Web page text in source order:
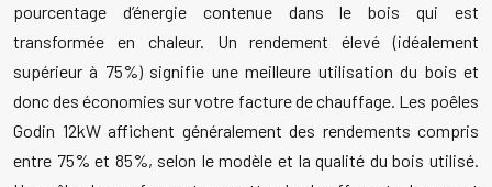
pourcentage d’énergie contenue dans le bois qui est
transformée en chaleur. Un rendement élevé (idéalement
supérieur à 75%) signifie une meilleure utilisation du bois et
donc des économies sur votre facture de chauffage. Les poêles
Godin 12kW affichent généralement des rendements compris
entre 75% et 85%, selon le modèle et la qualité du bois utilisé.